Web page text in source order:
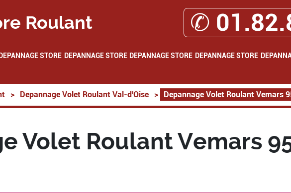
Roulant ✆
DEPANNAGE STORE DEPANNAGE STORE DEPANNAGE STORE DEPANNAGE STORE
> Depannage Volet Roulant Val-d'Oise > Depannage Volet Roulant Vemars
Volet Roulant Vemars